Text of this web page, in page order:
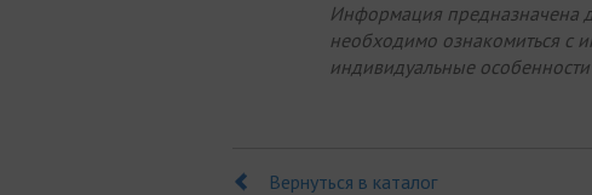
Информация предназначена
необходимо ознакомиться с
индивидуальные
Вернуться в каталог